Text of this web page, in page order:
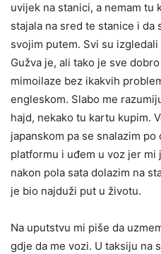
uvijek na stanici, a nemam tu
stajala na sred te stanice i
svojim putem. Svi su
Gužva je, ali tako je sve
mimoilaze bez ikakvih
engleskom. Slabo me
hajd, nekako tu kartu kupim.
japanskom pa se snalazim
platformu i uđem u voz jer mi
nakon pola sata dolazim na
je bio najduži put u životu.
Na uputstvu mi piše da
gdje da me vozi. U taksiju na